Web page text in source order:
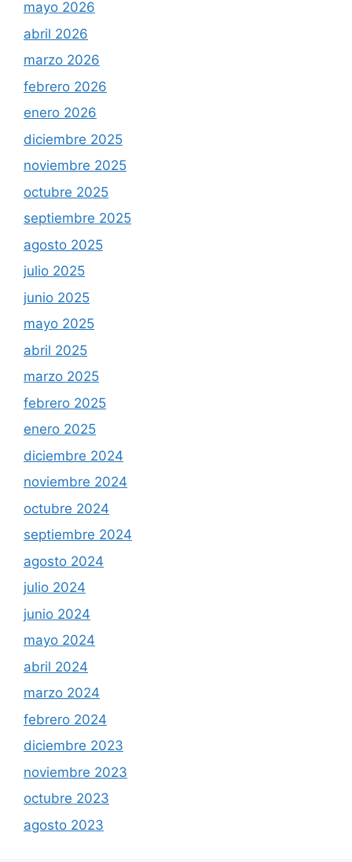
mayo 2026
abril 2026
marzo 2026
febrero 2026
enero 2026
diciembre 2025
noviembre 2025
octubre 2025
septiembre 2025
agosto 2025
julio 2025
junio 2025
mayo 2025
abril 2025
marzo 2025
febrero 2025
enero 2025
diciembre 2024
noviembre 2024
octubre 2024
septiembre 2024
agosto 2024
julio 2024
junio 2024
mayo 2024
abril 2024
marzo 2024
febrero 2024
diciembre 2023
noviembre 2023
octubre 2023
agosto 2023